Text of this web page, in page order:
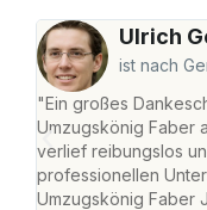
Ulrich
ist nach
"Ein großes
Umzugskönig Faber
verlief reibungslos
professionellen
Umzugskönig Faber